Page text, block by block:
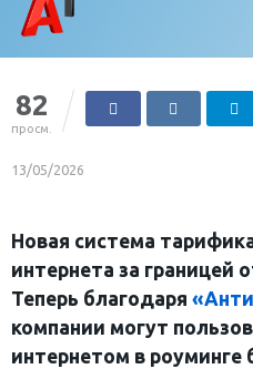
82
просм.
13/05/2026
Новая система
интернета за границей
Теперь благодаря
компании могут
интернетом в роуминге